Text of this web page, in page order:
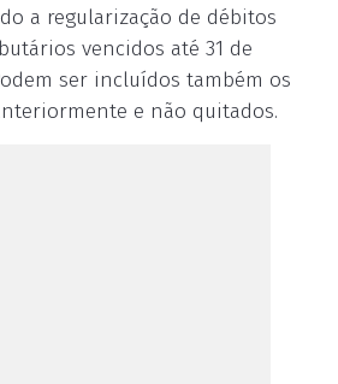
a regularização de débitos
vencidos até 31 de
ser incluídos também os
e não quitados.